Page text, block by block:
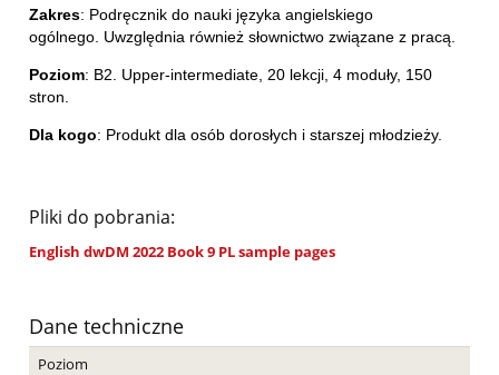
Zakres: Podręcznik do nauki języka angielskiego
ogólnego. Uwzględnia również słownictwo związane z pracą.
Poziom: B2. Upper-intermediate, 20 lekcji, 4 moduły, 150
stron.
Dla kogo: Produkt dla osób dorosłych i starszej młodzieży.
Pliki do pobrania:
English dwDM 2022 Book 9 PL sample pages
Dane techniczne
Poziom